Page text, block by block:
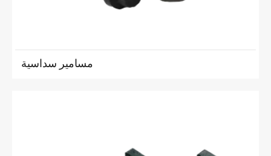
مسامير سداسية